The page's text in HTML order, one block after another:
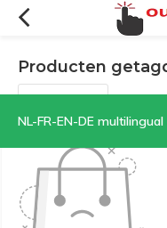
NL-FR-EN-DE multilingual official
Producten
Filters